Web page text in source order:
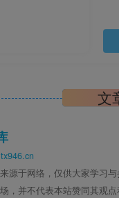
文
源于网络，仅供大家学习
，并不代表本站赞同其观点